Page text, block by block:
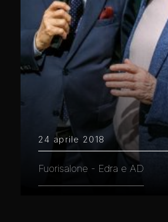
24 aprile 2018
Fuorisalone - Edra e AD